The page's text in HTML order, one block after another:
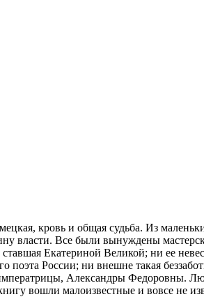
кровь и общая судьба. Из
власти. Все были вынуждены
Екатериной Великой; ни ее
России; ни внешне такая
Александры Федоровны.
вошли малоизвестные и вовсе не